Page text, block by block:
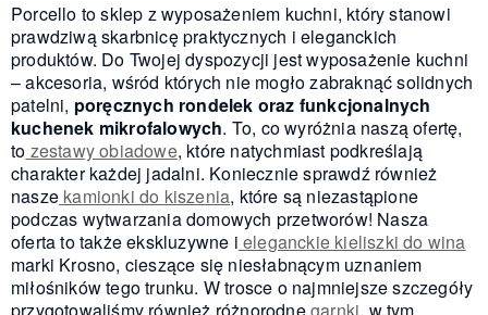
Porcello to sklep z wyposażeniem kuchni, który stanowi
prawdziwą skarbnicę praktycznych i eleganckich
produktów. Do Twojej dyspozycji jest wyposażenie kuchni
– akcesoria, wśród których nie mogło zabraknąć solidnych
patelni, poręcznych rondelek oraz funkcjonalnych
kuchenek mikrofalowych. To, co wyróżnia naszą ofertę,
to zestawy obiadowe, które natychmiast podkreślają
charakter każdej jadalni. Koniecznie sprawdź również
nasze kamionki do kiszenia, które są niezastąpione
podczas wytwarzania domowych przetworów! Nasza
oferta to także ekskluzywne i eleganckie kieliszki do wina
marki Krosno, cieszące się niesłabnącym uznaniem
miłośników tego trunku. W trosce o najmniejsze szczegóły